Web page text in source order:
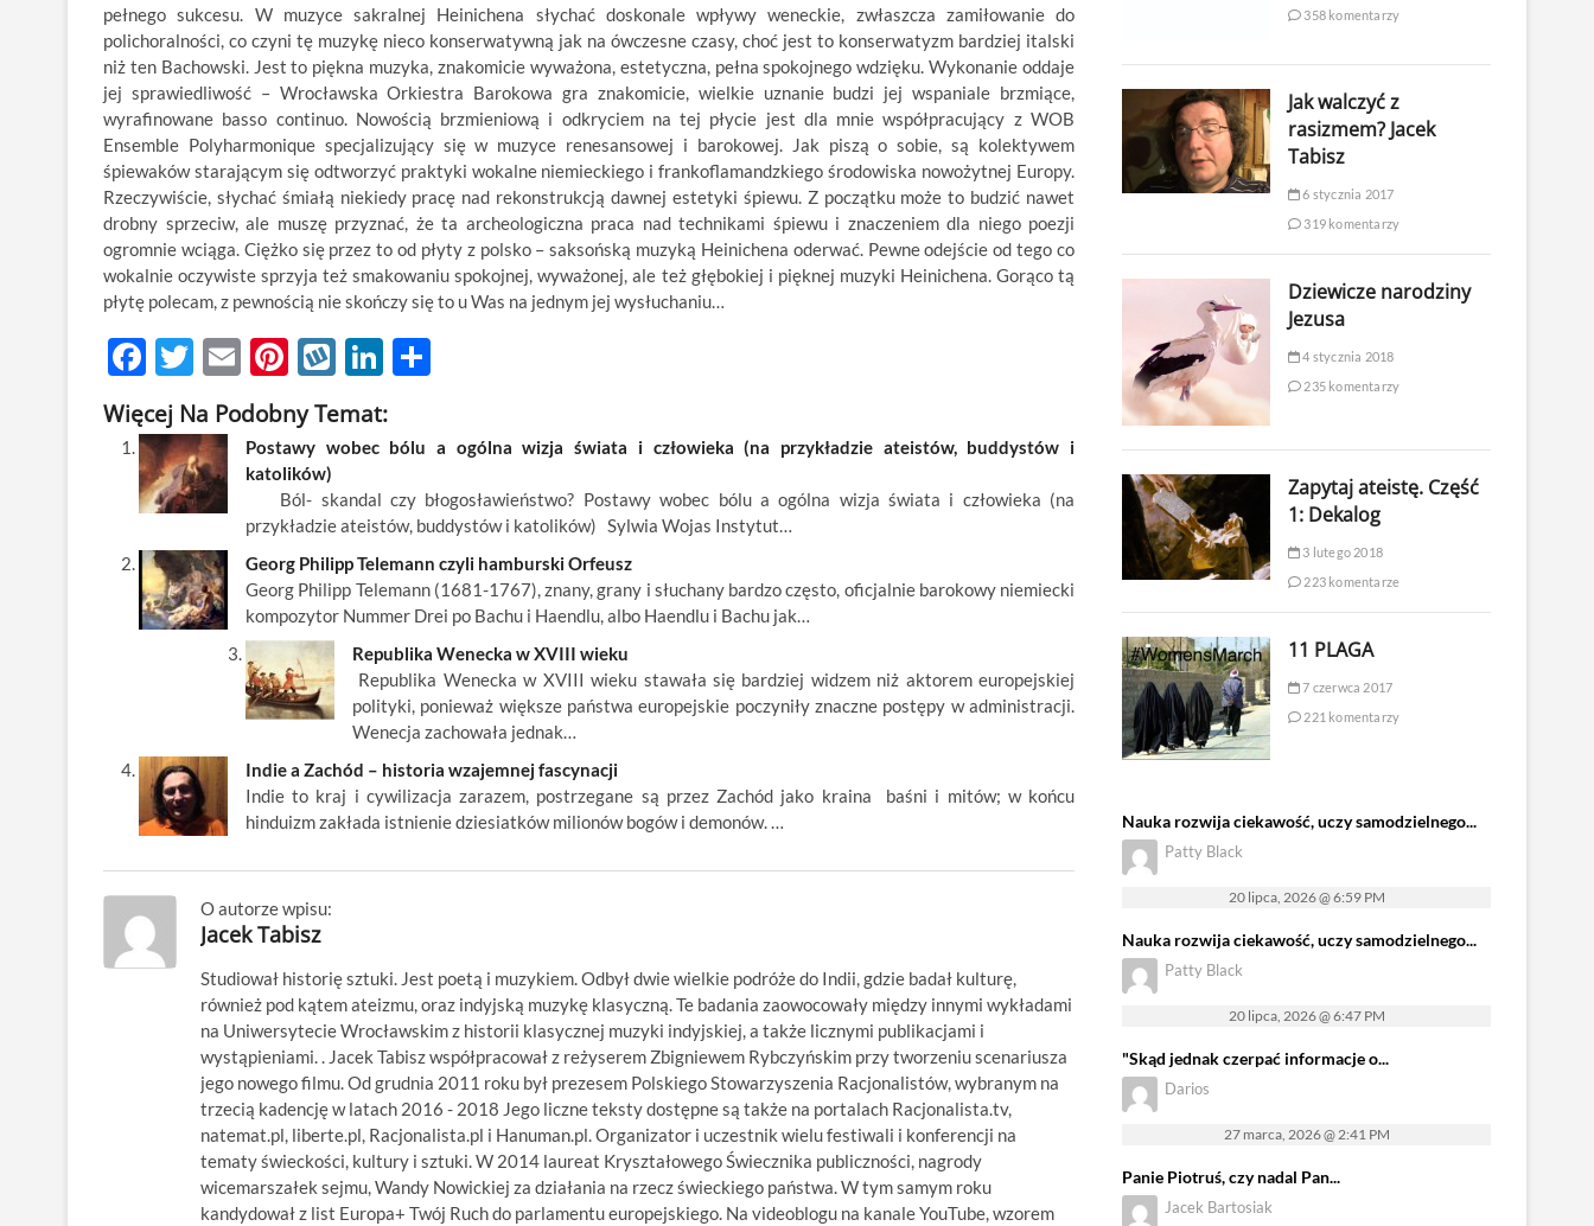
pełnego sukcesu. W muzyce sakralnej Heinichena słychać doskonale wpływy weneckie, zwłaszcza zamiłowanie do
polichoralności, co czyni tę muzykę nieco konserwatywną jak na ówczesne czasy, choć jest to konserwatyzm bardziej italski
niż ten Bachowski. Jest to piękna muzyka, znakomicie wyważona, estetyczna, pełna spokojnego wdzięku. Wykonanie oddaje
jej sprawiedliwość – Wrocławska Orkiestra Barokowa gra znakomicie, wielkie uznanie budzi jej wspaniale brzmiące,
wyrafinowane basso continuo. Nowością brzmieniową i odkryciem na tej płycie jest dla mnie współpracujący z WOB
Ensemble Polyharmonique specjalizujący się w muzyce renesansowej i barokowej. Jak piszą o sobie, są kolektywem
śpiewaków starającym się odtworzyć praktyki wokalne niemieckiego i frankoflamandzkiego środowiska nowożytnej Europy.
Rzeczywiście, słychać śmiałą niekiedy pracę nad rekonstrukcją dawnej estetyki śpiewu. Z początku może to budzić nawet
drobny sprzeciw, ale muszę przyznać, że ta archeologiczna praca nad technikami śpiewu i znaczeniem dla niego poezji
ogromnie wciąga. Ciężko się przez to od płyty z polsko – saksońską muzyką Heinichena oderwać. Pewne odejście od tego co
wokalnie oczywiste sprzyja też smakowaniu spokojnej, wyważonej, ale też głębokiej i pięknej muzyki Heinichena. Gorąco tą
płytę polecam, z pewnością nie skończy się to u Was na jednym jej wysłuchaniu…
F
ac
e
b
o
o
k
T
w
itt
er
E
m
ail
Pi
nt
er
es
t
W
k
p
Li
k
dI
n
ar
Więcej Na Podobny Temat:
Postawy wobec bólu a ogólna wizja świata i człowieka (na przykładzie ateistów, buddystów i
katolików)
Ból- skandal czy błogosławieństwo? Postawy wobec bólu a ogólna wizja świata i człowieka (na
przykładzie ateistów, buddystów i katolików) Sylwia Wojas Instytut…
Georg Philipp Telemann czyli hamburski Orfeusz
Georg Philipp Telemann (1681-1767), znany, grany i słuchany bardzo często, oficjalnie barokowy niemiecki
kompozytor Nummer Drei po Bachu i Haendlu, albo Haendlu i Bachu jak…
Republika Wenecka w XVIII wieku
Republika Wenecka w XVIII wieku stawała się bardziej widzem niż aktorem europejskiej
polityki, ponieważ większe państwa europejskie poczyniły znaczne postępy w administracji.
Wenecja zachowała jednak…
Indie a Zachód – historia wzajemnej fascynacji
Indie to kraj i cywilizacja zarazem, postrzegane są przez Zachód jako kraina baśni i mitów; w końcu
hinduizm zakłada istnienie dziesiatków milionów bogów i demonów. …
O autorze wpisu:
Jacek Tabisz
Studiował historię sztuki. Jest poetą i muzykiem. Odbył dwie wielkie podróże do Indii, gdzie badał kulturę,
również pod kątem ateizmu, oraz indyjską muzykę klasyczną. Te badania zaowocowały między innymi wykładami
na Uniwersytecie Wrocławskim z historii klasycznej muzyki indyjskiej, a także licznymi publikacjami i
wystąpieniami. . Jacek Tabisz współpracował z reżyserem Zbigniewem Rybczyńskim przy tworzeniu scenariusza
jego nowego filmu. Od grudnia 2011 roku był prezesem Polskiego Stowarzyszenia Racjonalistów, wybranym na
trzecią kadencję w latach 2016 - 2018 Jego liczne teksty dostępne są także na portalach Racjonalista.tv,
natemat.pl, liberte.pl, Racjonalista.pl i Hanuman.pl. Organizator i uczestnik wielu festiwali i konferencji na
tematy świeckości, kultury i sztuki. W 2014 laureat Kryształowego Świecznika publiczności, nagrody
wicemarszałek sejmu, Wandy Nowickiej za działania na rzecz świeckiego państwa. W tym samym roku
kandydował z list Europa+ Twój Ruch do parlamentu europejskiego. Na videoblogu na kanale YouTube, wzorem
358 komentarzy
Jak walczyć z
rasizmem? Jacek
Tabisz
6 stycznia 2017
319 komentarzy
Dziewicze narodziny
Jezusa
4 stycznia 2018
235 komentarzy
Zapytaj ateistę. Część
1: Dekalog
3 lutego 2018
223 komentarze
11 PLAGA
7 czerwca 2017
221 komentarzy
Nauka rozwija ciekawość, uczy samodzielnego...
Patty Black
20 lipca, 2026 @ 6:59 PM
Nauka rozwija ciekawość, uczy samodzielnego...
Patty Black
20 lipca, 2026 @ 6:47 PM
"Skąd jednak czerpać informacje o...
Darios
27 marca, 2026 @ 2:41 PM
Panie Piotruś, czy nadal Pan...
Jacek Bartosiak